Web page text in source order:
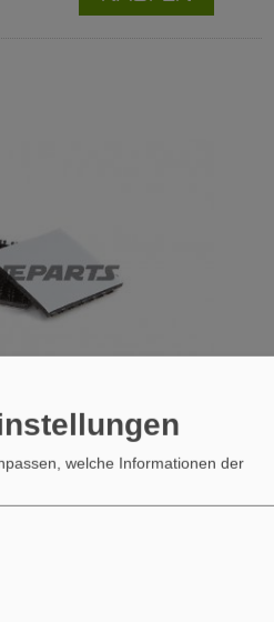
SCOTTOILER
welche Informationen der